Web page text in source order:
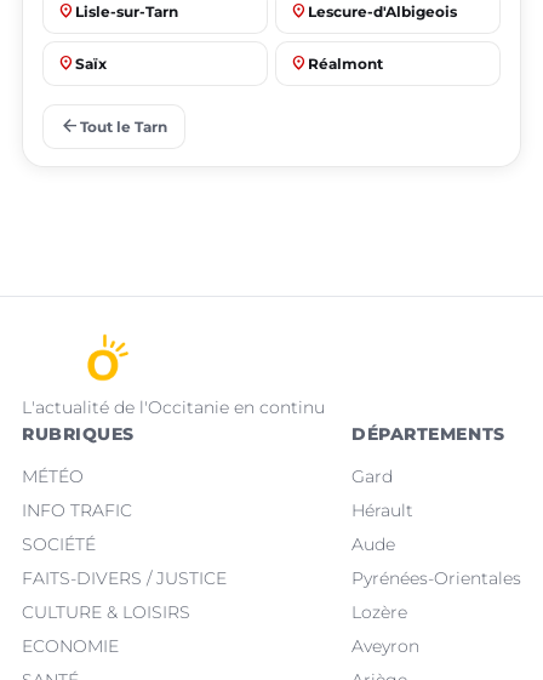
place Lisle-sur-Tarn place Lescure-d'Albigeois
place Saïx place Réalmont
place
arrow_back Tout le Tarn
L'actualité de l'Occitanie en continu
RUBRIQUES
MÉTÉO
INFO TRAFIC
SOCIÉTÉ
FAITS-DIVERS / JUSTICE
CULTURE & LOISIRS
ECONOMIE
DÉPARTEMENTS
Gard
Hérault
Aude
Pyrénées-Orientales
Lozère
Aveyron